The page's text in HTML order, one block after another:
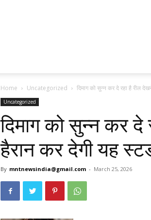
Home Uncategorized दिमाग को सुन्न कर दे रहा है रील
Uncategorized
दिमाग को सुन्न कर
हैरान कर देगी यह
By mntnewsindia@gmail.com - March 25, 2026